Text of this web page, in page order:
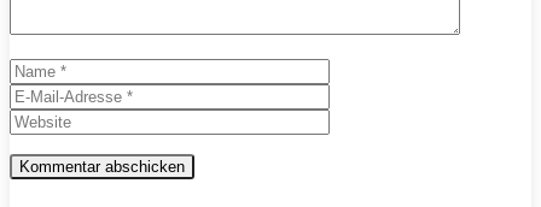
Name
Mail-
Adresse